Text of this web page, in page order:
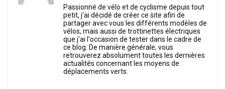
Passionné de vélo et de cyclisme depuis tout
petit, j'ai décidé de créer ce site afin de
partager avec vous les différents modèles de
vélos, mais aussi de trottinettes électriques
que j'ai l'occasion de tester dans le cadre de
ce blog. De manière générale, vous
retrouverez absolument toutes les dernières
actualités concernant les moyens de
déplacements verts.